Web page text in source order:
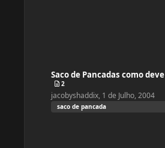
Saco de Pancadas como deve
2
jacobyshaddix, 1 de Julho, 2004
saco de pancada